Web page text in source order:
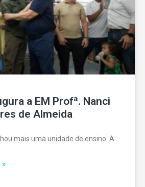
a EM Profª. Nanci
de Almeida
mais uma unidade de ensino. A